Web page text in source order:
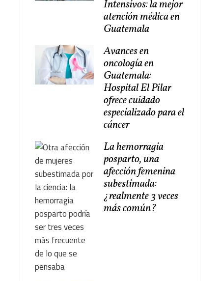
Intensivos: la mejor
atención médica en
Guatemala
Avances en
oncología en
Guatemala:
Hospital El Pilar
ofrece cuidado
especializado para el
cáncer
La hemorragia
posparto, una
afección femenina
subestimada:
¿realmente 3 veces
más común?